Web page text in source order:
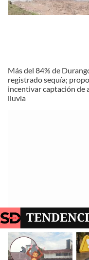
Más del 84% de
registrado sequía;
incentivar captación de
lluvia